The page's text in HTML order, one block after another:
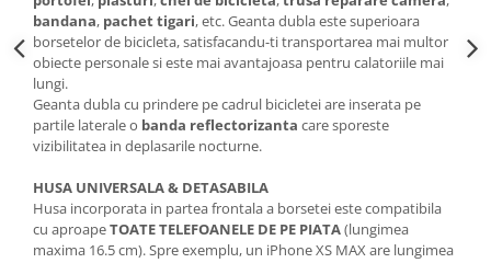
bandana, pachet tigari, etc. Geanta dubla este superioara
borsetelor de bicicleta, satisfacandu-ti transportarea mai multor
obiecte personale si este mai avantajoasa pentru calatoriile mai
lungi.
Geanta dubla cu prindere pe cadrul bicicletei are inserata pe
partile laterale o banda reflectorizanta care sporeste
vizibilitatea in deplasarile nocturne.
HUSA UNIVERSALA & DETASABILA
Husa incorporata in partea frontala a borsetei este compatibila
cu aproapeTOATE TELEFOANELE DE PE PIATA(lungimea
maxima 16.5 cm). Spre exemplu, un iPhone XS MAX are lungimea